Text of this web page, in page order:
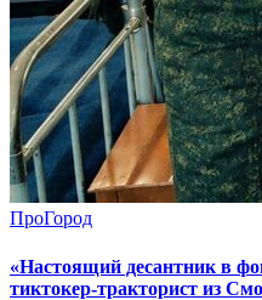
ПроГород
«Настоящий десантник в
тиктокер-тракторист из